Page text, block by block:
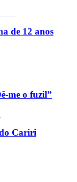
de 12 anos
me o fuzil”
Cariri